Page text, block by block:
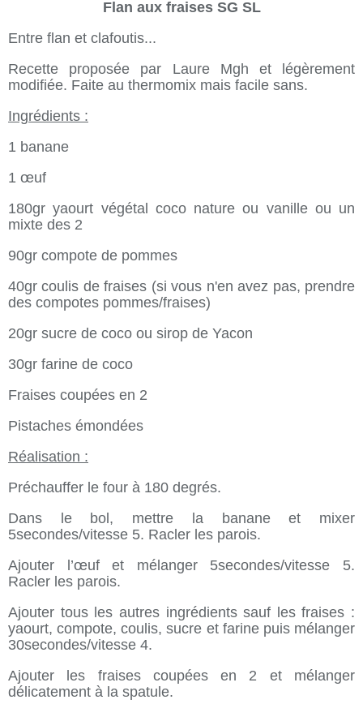
Flan aux fraises SG SL
Entre flan et clafoutis...
Recette proposée par Laure Mgh et légèrement
modifiée. Faite au thermomix mais facile sans.
Ingrédients :
1 banane
1 œuf
180gr yaourt végétal coco nature ou vanille ou un
mixte des 2
90gr compote de pommes
40gr coulis de fraises (si vous n'en avez pas, prendre
des compotes pommes/fraises)
20gr sucre de coco ou sirop de Yacon
30gr farine de coco
Fraises coupées en 2
Pistaches émondées
Réalisation :
Préchauffer le four à 180 degrés.
Dans le bol, mettre la banane et mixer
5secondes/vitesse 5. Racler les parois.
Ajouter l’œuf et mélanger 5secondes/vitesse 5.
Racler les parois.
Ajouter tous les autres ingrédients sauf les fraises :
yaourt, compote, coulis, sucre et farine puis mélanger
30secondes/vitesse 4.
Ajouter les fraises coupées en 2 et mélanger
délicatement à la spatule.